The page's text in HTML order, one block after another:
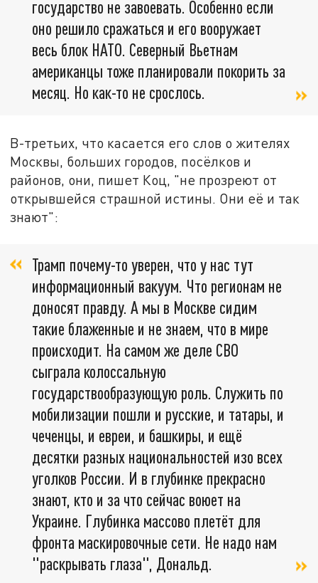
государство не завоевать. Особенно если
оно решило сражаться и его вооружает
весь блок НАТО. Северный Вьетнам
американцы тоже планировали покорить за
месяц. Но как-то не срослось.
В-третьих, что касается его слов о жителях
Москвы, больших городов, посёлков и
районов, они, пишет Коц, "не прозреют от
открывшейся страшной истины. Они её и так
знают":
Трамп почему-то уверен, что у нас тут
информационный вакуум. Что регионам не
доносят правду. А мы в Москве сидим
такие блаженные и не знаем, что в мире
происходит. На самом же деле СВО
сыграла колоссальную
государствообразующую роль. Служить по
мобилизации пошли и русские, и татары, и
чеченцы, и евреи, и башкиры, и ещё
десятки разных национальностей изо всех
уголков России. И в глубинке прекрасно
знают, кто и за что сейчас воюет на
Украине. Глубинка массово плетёт для
фронта маскировочные сети. Не надо нам
"раскрывать глаза", Дональд.